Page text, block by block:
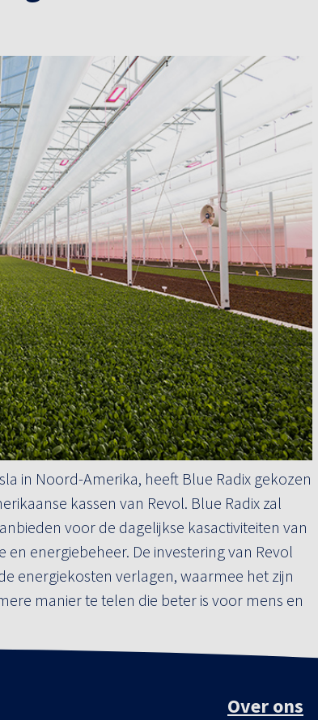
in Noord-Amerika, heeft Blue Radix gekozen
kassen van Revol. Blue Radix zal
voor de dagelijkse kasactiviteiten van
energiebeheer. De investering van Revol
energiekosten verlagen, waarmee het zijn
manier te telen die beter is voor mens en
Over ons